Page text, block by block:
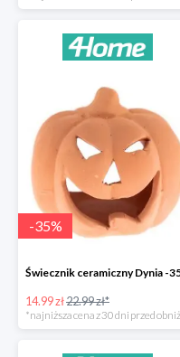
-35%
14.99 zł22.99 zł*